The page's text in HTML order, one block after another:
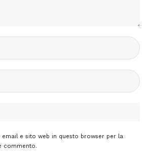
email e sito web in questo browser per la
commento.